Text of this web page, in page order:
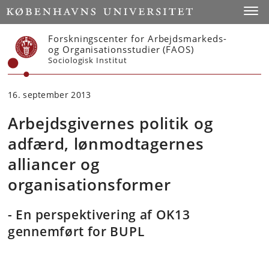
Start
Forskningscenter for Arbejdsmarkeds-
og Organisationsstudier (FAOS)
Sociologisk Institut
16. september 2013
Arbejdsgivernes politik og
adfærd, lønmodtagernes
alliancer og
organisationsformer
- En perspektivering af OK13
gennemført for BUPL